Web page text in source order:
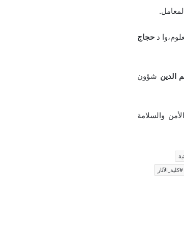
د حجاج
الدين شؤون
والسلامة
#كلية_الآثار